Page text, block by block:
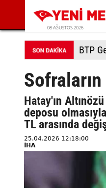
08 AĞUSTOS 2026
BTP
Hatay'ın
deposu
TL arasında
25.04.2026 12:18:00
İHA